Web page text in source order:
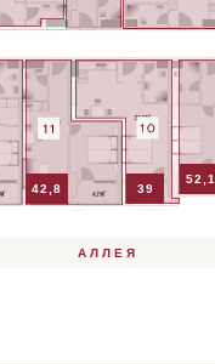
АЛЛЕЯ
52,1
39
42,8